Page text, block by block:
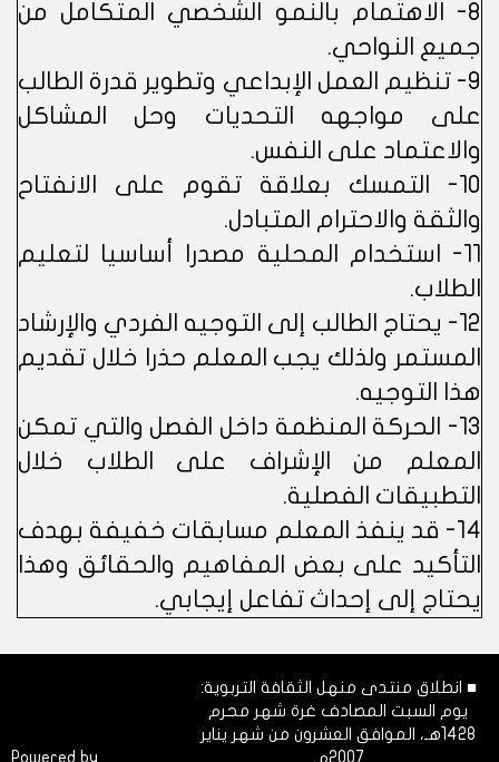
8- الاهتمام بالنمو الشخصي المتكامل من
جميع النواحي.
9- تنظيم العمل الإبداعي وتطوير قدرة الطالب
على مواجهه التحديات وحل المشاكل
والاعتماد على النفس.
10- التمسك بعلاقة تقوم على الانفتاح
والثقة والاحترام المتبادل.
11- استخدام المحلية مصدرا أساسيا لتعليم
الطلاب.
12- يحتاج الطالب إلى التوجيه الفردي والإرشاد
المستمر ولذلك يجب المعلم حذرا خلال تقديم
هذا التوجيه.
13- الحركة المنظمة داخل الفصل والتي تمكن
المعلم من الإشراف على الطلاب خلال
التطبيقات الفصلية.
14- قد ينفذ المعلم مسابقات خفيفة بهدف
التأكيد على بعض المفاهيم والحقائق وهذا
يحتاج إلى إحداث تفاعل إيجابي.
■ انطلاق منتدى منهل الثقافة التربوية:
يوم السبت المصادف غرة شهر محرم
1428هـ، الموافق العشرون من شهر يناير
2007م.
Powered by